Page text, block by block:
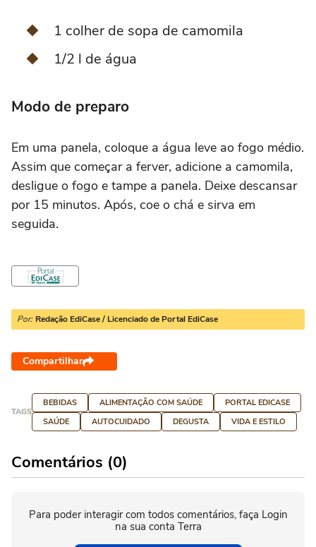
1 colher de sopa de camomila
1/2 l de água
Modo de preparo
Em uma panela, coloque a água leve ao fogo médio.
Assim que começar a ferver, adicione a camomila,
desligue o fogo e tampe a panela. Deixe descansar
por 15 minutos. Após, coe o chá e sirva em
seguida.
Por: Redação EdiCase / Licenciado de Portal EdiCase
Compartilhar
TAGS
BEBIDAS ALIMENTAÇÃO COM SAÚDE
PORTAL EDICASE
SAÚDE
AUTOCUIDADO DEGUSTA VIDA E ESTILO
Comentários (0)
Para poder interagir com todos comentários, faça Login
na sua conta Terra